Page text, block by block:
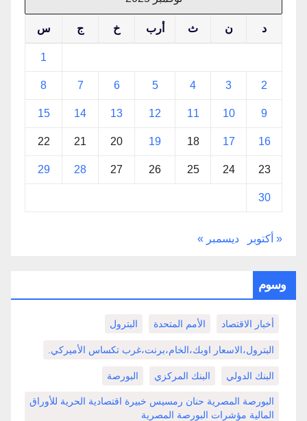
د ن ث أرب خ ج س
1
2
3
4
5
6
7
8
9
10
11
12
13
14
15
16
17
18
19
20
21
22
23
24
25
26
27
28
29
30
« أكتوبر ديسمبر »
وسوم
أخبار الاقتصاد الأمم المتحدة البترول
البترول،الاسعار اوبك،الخام،برنت،غرب تكساس الأميركي.
البنك الدولي البنك المركزي البورصة
البورصة المصرية حنان رمسيس خبيرة اقتصادية الحرية للأوراق
المالية مؤشرات البورصة المصرية